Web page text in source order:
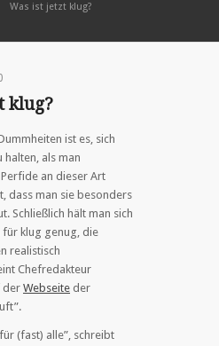
»
Was ist jetzt klug?
klug?
ist es, sich
halten, als man
an dieser Art
dass man sie besonders
Schließlich hält man sich
für klug genug, die
realistisch
Chefredakteur
der Webseite der
(fast) alle”, schreibt